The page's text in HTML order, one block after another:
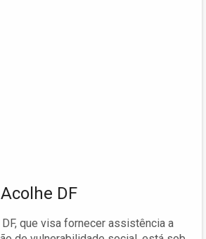
DF
que visa fornecer assistência a